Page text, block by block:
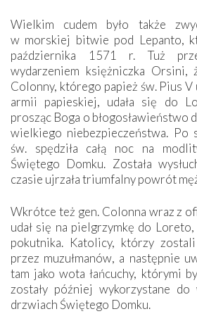
Wielkim cudem było także
w morskiej bitwie pod Lepanto,
października 1571 r. Tuż
wydarzeniem księżniczka Orsini,
Colonny, którego papież św. Pius V
armii papieskiej, udała się do
prosząc Boga o błogosławieństwo
wielkiego niebezpieczeństwa. Po
św. spędziła całą noc na
Świętego Domku. Została
czasie ujrzała triumfalny powrót
Wkrótce też gen. Colonna wraz z
udał się na pielgrzymkę do
pokutnika. Katolicy, którzy
przez muzułmanów, a następnie
tam jako wota łańcuchy, którymi
zostały później wykorzystane
drzwiach Świętego Domku.